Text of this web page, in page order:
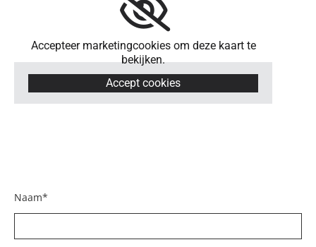
Accepteer marketingcookies om deze kaart te
bekijken.
Accept cookies
Naam*